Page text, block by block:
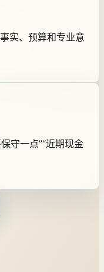
实、预算和专业意
守一点”“近期现金